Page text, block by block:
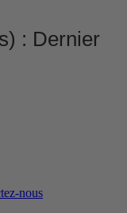
: Dernier
nous